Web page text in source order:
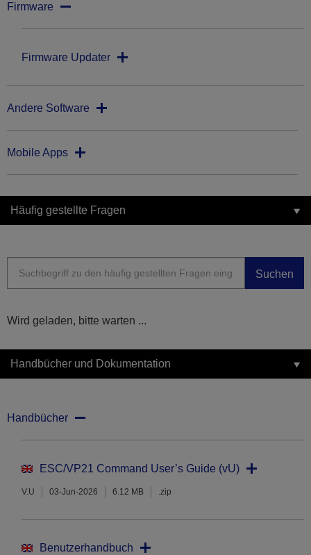
Firmware
Firmware Updater
Andere Software
Mobile Apps
Häufig gestellte Fragen
Suchen
Wird geladen, bitte warten ...
Handbücher und Dokumentation
Handbücher
ESC/VP21 Command User’s Guide (vU)
V.U 03-Jun-2026 6.12 MB .zip
Benutzerhandbuch